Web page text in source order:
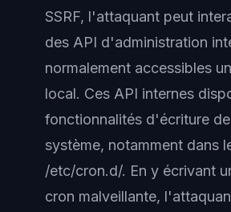
SSRF, l'attaquant peut
des API d'administration
normalement accessibles
local. Ces API internes
fonctionnalités d'écriture
système, notamment dans
/etc/cron.d/. En y écrivant
cron malveillante,